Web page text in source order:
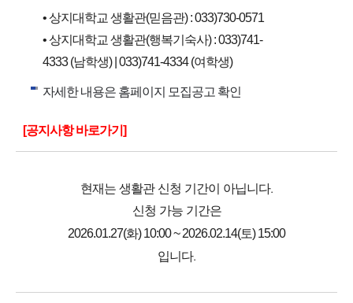
• 상지대학교 생활관(믿음관) : 033)730-0571
• 상지대학교 생활관(행복기숙사) : 033)741-
4333 (남학생) | 033)741-4334 (여학생)
자세한 내용은 홈페이지 모집공고 확인
[공지사항 바로가기]
현재는 생활관 신청 기간이 아닙니다.
신청 가능 기간은
2026.01.27(화) 10:00 ~ 2026.02.14(토) 15:00
입니다.